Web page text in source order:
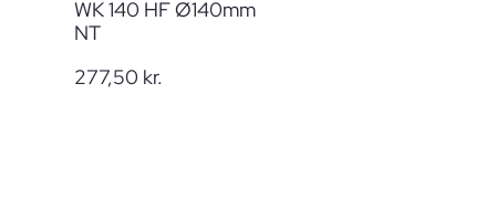
WK 140 HF Ø140mm
NT
277,50 kr.